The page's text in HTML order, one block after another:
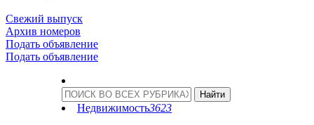
Свежий выпуск
Архив номеров
Подать объявление
Подать объявление
Недвижимость3623